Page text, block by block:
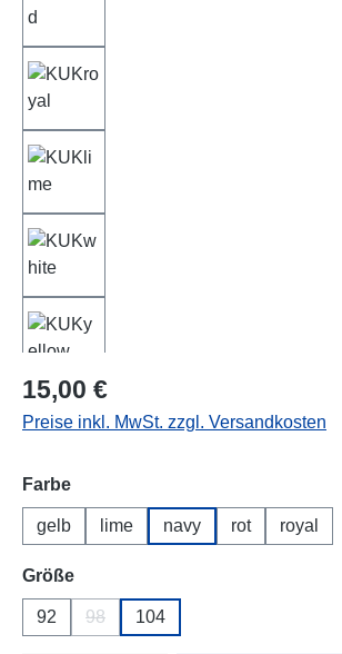
Regulärer Preis:
15,00 €
Preise inkl. MwSt. zzgl. Versandkosten
Farbeauswählen
gelb lime navy rot royal
Größeauswählen
92 98
(Diese Option ist zurzeit nicht
104